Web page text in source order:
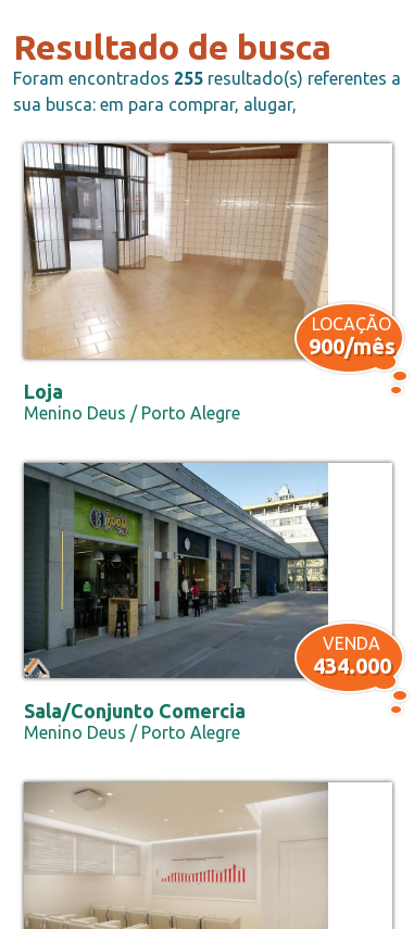
Resultado de busca
Foram encontrados 255resultado(s) referentes a
sua busca: em para comprar, alugar,
LOCAÇÃO
900/mês
Loja
Menino Deus / Porto Alegre
VENDA
434.000
Sala/Conjunto Comercia
Menino Deus / Porto Alegre